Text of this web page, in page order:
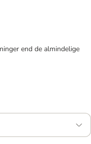
end de almindelige